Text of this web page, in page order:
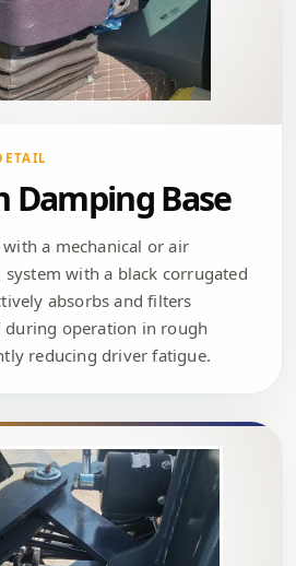
Damping Base
a mechanical or air
with a black corrugated
absorbs and filters
during operation in rough
reducing driver fatigue.